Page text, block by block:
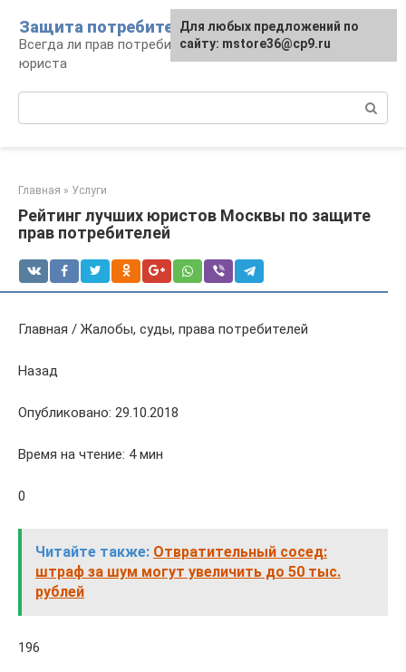
контенту
Защита потребителя
Всегда ли прав потребитель: консультации
юриста
Главная » Услуги
Рейтинг лучших юристов Москвы по защите
прав потребителей
Главная / Жалобы, суды, права потребителей
Назад
Опубликовано: 29.10.2018
Время на чтение: 4 мин
0
Читайте также: Отвратительный сосед:
штраф за шум могут увеличить до 50 тыс.
рублей
196
Для любых предложений по
сайту: mstore36@cp9.ru